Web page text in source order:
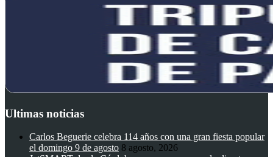
Ultimas noticias
Carlos Beguerie celebra 114 años con una gran fiesta popular
el domingo 9 de agosto 8 agosto, 2026